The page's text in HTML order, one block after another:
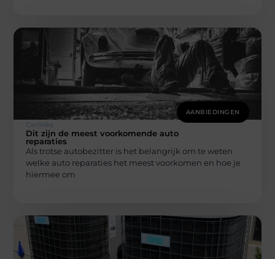
AANBIEDINGEN
Carlinks
Dit zijn de meest voorkomende auto
reparaties
Als trotse autobezitter is het belangrijk om te weten
welke auto reparaties het meest voorkomen en hoe je
hiermee om